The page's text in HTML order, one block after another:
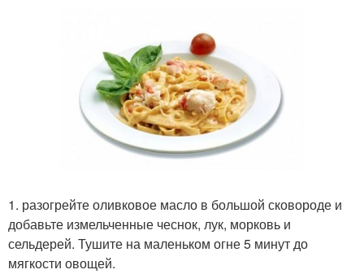
1. разогрейте оливковое масло в большой сковороде и
добавьте измельченные чеснок, лук, морковь и
сельдерей. Тушите на маленьком огне 5 минут до
мягкости овощей.